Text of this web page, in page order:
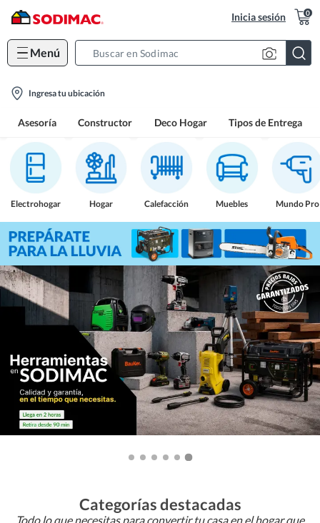
Inicia sesión 0
Menú
location-
Ingresa tu ubicación
Asesoría Constructor Deco Hogar Tipos de Entrega
Electrohogar Hogar Calefacción Muebles Mundo Pro
Categorías destacadas
Todo lo que necesitas para convertir tu casa en el hogar que